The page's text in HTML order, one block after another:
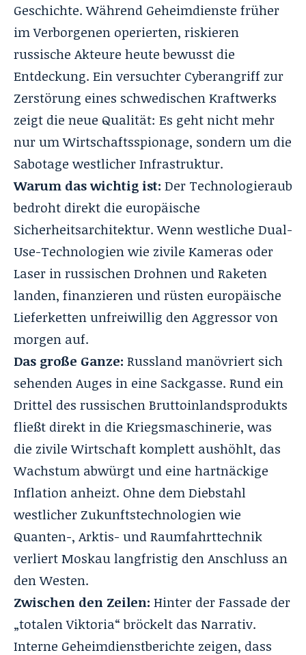
Geschichte. Während Geheimdienste früher
im Verborgenen operierten, riskieren
russische Akteure heute bewusst die
Entdeckung. Ein versuchter Cyberangriff zur
Zerstörung eines schwedischen Kraftwerks
zeigt die neue Qualität: Es geht nicht mehr
nur um Wirtschaftsspionage, sondern um die
Sabotage westlicher Infrastruktur.
Warum das wichtig ist: Der Technologieraub
bedroht direkt die europäische
Sicherheitsarchitektur. Wenn westliche Dual-
Use-Technologien wie zivile Kameras oder
Laser in russischen Drohnen und Raketen
landen, finanzieren und rüsten europäische
Lieferketten unfreiwillig den Aggressor von
morgen auf.
Das große Ganze: Russland manövriert sich
sehenden Auges in eine Sackgasse. Rund ein
Drittel des russischen Bruttoinlandsprodukts
fließt direkt in die Kriegsmaschinerie, was
die zivile Wirtschaft komplett aushöhlt, das
Wachstum abwürgt und eine hartnäckige
Inflation anheizt. Ohne dem Diebstahl
westlicher Zukunftstechnologien wie
Quanten-, Arktis- und Raumfahrttechnik
verliert Moskau langfristig den Anschluss an
den Westen.
Zwischen den Zeilen: Hinter der Fassade der
„totalen Viktoria“ bröckelt das Narrativ.
Interne Geheimdienstberichte zeigen, dass